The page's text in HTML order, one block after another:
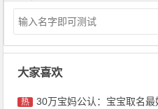
大家喜欢
热 30万宝妈公认：宝宝取名最